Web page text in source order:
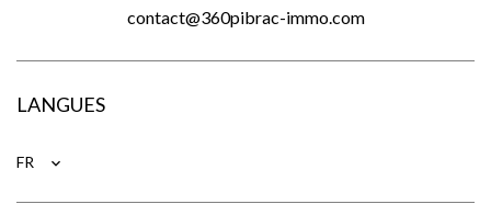
contact@360pibrac-immo.com
LANGUES
FR